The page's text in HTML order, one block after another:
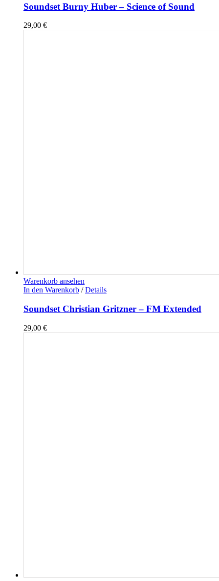
Soundset Burny Huber – Science of Sound
29,00 €
Warenkorb ansehen
In den Warenkorb / Details
Soundset Christian Gritzner – FM Extended
29,00 €